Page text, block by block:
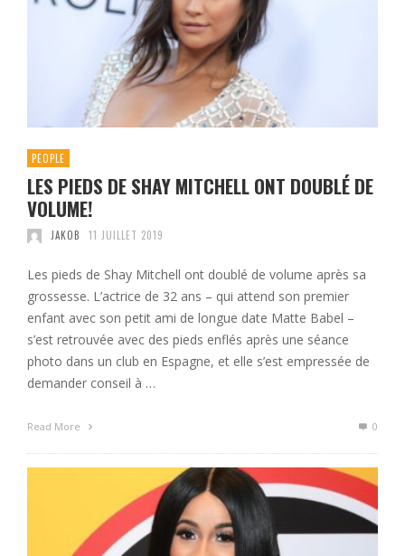
PEOPLE
LES PIEDS DE SHAY MITCHELL ONT DOUBLÉ DE
VOLUME!
JAKOB 11 JUILLET 2019
Les pieds de Shay Mitchell ont doublé de volume après sa
grossesse. L’actrice de 32 ans – qui attend son premier
enfant avec son petit ami de longue date Matte Babel –
s’est retrouvée avec des pieds enflés après une séance
photo dans un club en Espagne, et elle s’est empressée de
demander conseil à …
Read More 0